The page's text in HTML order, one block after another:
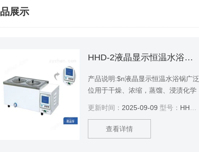
展示
HHD-2液晶显示恒温水浴锅 油浴锅/水浴锅
产品说明:$n液晶显示恒温水浴锅广泛
位用于干燥、浓缩，蒸馏、浸渍化学
于水浴恒温加热和其它温度试验，是
生物、遗传、病毒、水产、环保、医
药、卫生、生化实验室、分析室教育
更新时间： 2025-09-09 型号： HHD-2
查看详情